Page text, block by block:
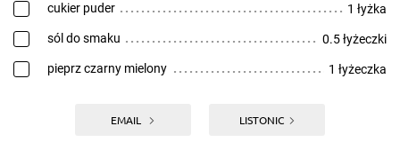
cukier puder 1 łyżka
sól do smaku 0.5 łyżeczki
pieprz czarny mielony 1 łyżeczka
EMAIL LISTONIC